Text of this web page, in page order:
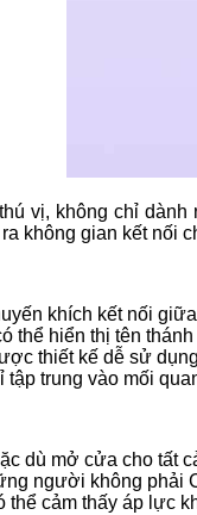
vị, không chỉ
không gian kết nối
khích kết nối
thể hiển thị tên
thiết kế dễ sử
trung vào mối
dù mở cửa cho tất
người không phải
cảm thấy áp lực